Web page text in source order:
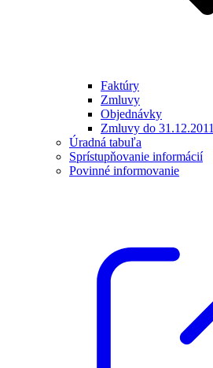
Faktúry
Zmluvy
Objednávky
Zmluvy do 31.12.2011
Úradná tabuľa
Sprístupňovanie informácií
Povinné informovanie